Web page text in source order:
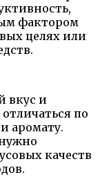
фактором
целях или
вкус и
по
аромату.
качеств